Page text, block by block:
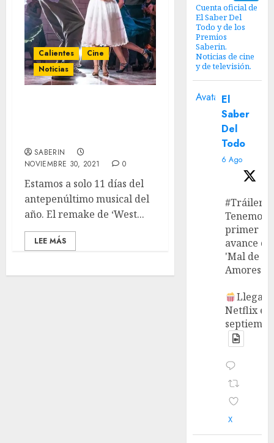
Calientes
Cine
Noticias
SABERIN
NOVIEMBRE 30, 2021
0
Estamos a solo 11 días del
antepenúltimo musical del
año. El remake de ‘West...
LEE MÁS
Cuenta oficial de
El Saber Del
Todo y de los
Premios
Saberin.
Noticias de cine
y de televisión.
Avatar El
Saber
Del
Todo
6 Ago
#Tráiler
Tenemos
primer
avance de
'Mal de
Amores'.
Llega a
Netflix en
X